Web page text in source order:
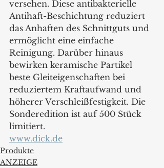
versehen. Diese antibakterielle
Antihaft-Beschichtung reduziert
das Anhaften des Schnittguts und
ermöglicht eine einfache
Reinigung. Darüber hinaus
bewirken keramische Partikel
beste Gleiteigenschaften bei
reduziertem Kraftaufwand und
höherer Verschleißfestigkeit. Die
Sonderedition ist auf 500 Stück
limitiert.
www.dick.de
Produkte
ANZEIGE